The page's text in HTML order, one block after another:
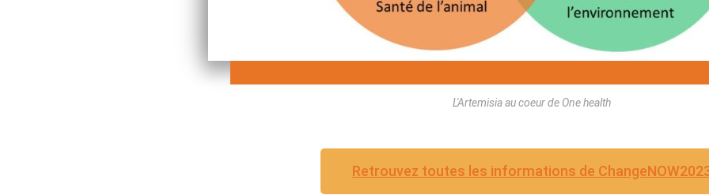
L'Artemisia au coeur de One health
Retrouvez toutes les informations de